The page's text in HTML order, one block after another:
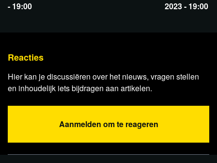
- 19:00
2023 - 19:00
Reacties
Hier kan je discussiëren over het nieuws, vragen stellen
en inhoudelijk iets bijdragen aan artikelen.
Aanmelden om te reageren